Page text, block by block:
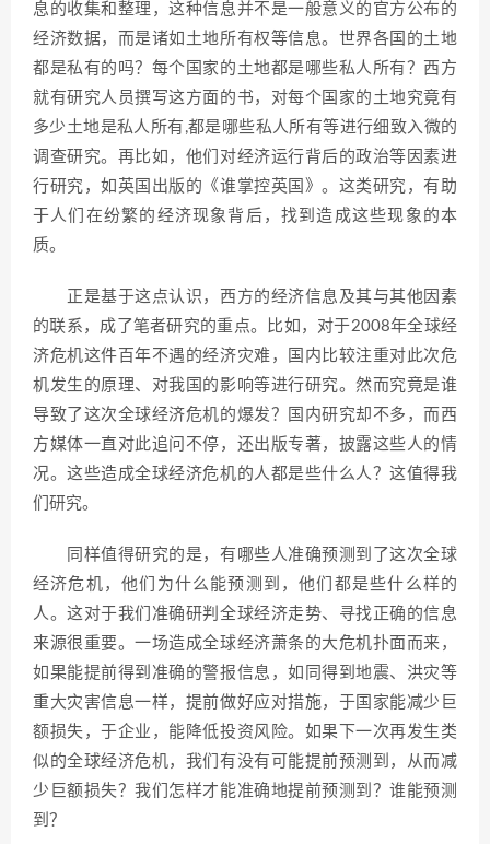
息的收集和整理，这种信息并不是一般意义的官方公布的
经济数据，而是诸如土地所有权等信息。世界各国的土地
都是私有的吗？每个国家的土地都是哪些私人所有？西方
就有研究人员撰写这方面的书，对每个国家的土地究竟有
多少土地是私人所有,都是哪些私人所有等进行细致入微的
调查研究。再比如，他们对经济运行背后的政治等因素进
行研究，如英国出版的《谁掌控英国》。这类研究，有助
于人们在纷繁的经济现象背后，找到造成这些现象的本
质。
正是基于这点认识，西方的经济信息及其与其他因素
的联系，成了笔者研究的重点。比如，对于2008年全球经
济危机这件百年不遇的经济灾难，国内比较注重对此次危
机发生的原理、对我国的影响等进行研究。然而究竟是谁
导致了这次全球经济危机的爆发？国内研究却不多，而西
方媒体一直对此追问不停，还出版专著，披露这些人的情
况。这些造成全球经济危机的人都是些什么人？这值得我
们研究。
同样值得研究的是，有哪些人准确预测到了这次全球
经济危机，他们为什么能预测到，他们都是些什么样的
人。这对于我们准确研判全球经济走势、寻找正确的信息
来源很重要。一场造成全球经济萧条的大危机扑面而来，
如果能提前得到准确的警报信息，如同得到地震、洪灾等
重大灾害信息一样，提前做好应对措施，于国家能减少巨
额损失，于企业，能降低投资风险。如果下一次再发生类
似的全球经济危机，我们有没有可能提前预测到，从而减
少巨额损失？我们怎样才能准确地提前预测到？谁能预测
到？